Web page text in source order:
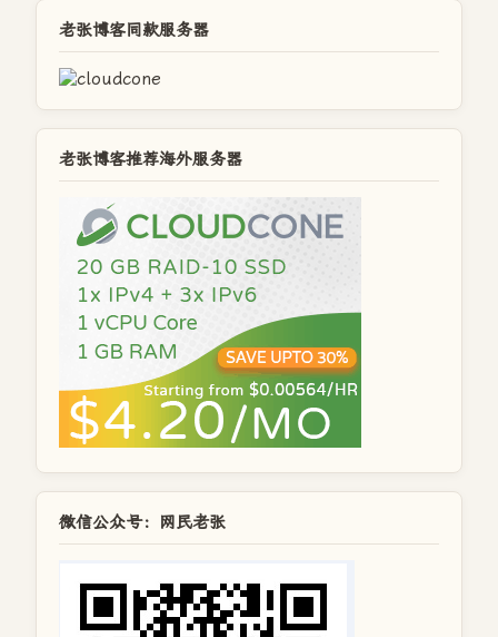
老张博客同款服务器
老张博客推荐海外服务器
微信公众号：网民老张